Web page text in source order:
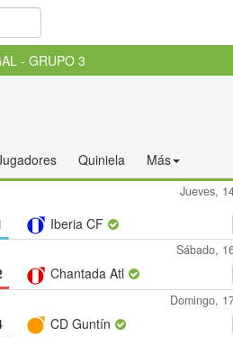
- GRUPO 3
Quiniela Más
Jueves,
Iberia CF
Sábado,
Chantada Atl
Domingo,
CD Guntín